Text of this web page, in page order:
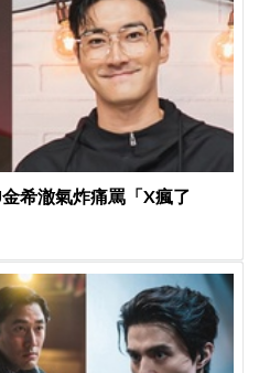
希澈氣炸痛罵「X瘋了